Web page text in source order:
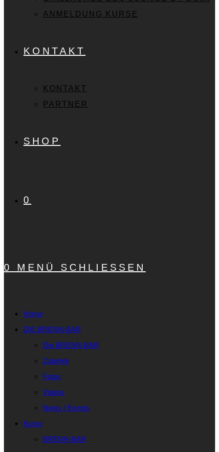
ANMELDUNG KURSE
KONTAKT
KONTAKT
PARTNER
SHOP
0
0 MENÜ SCHLIESSEN
Home
DIE BRENN-BAR
Die BRENN-BAR
Zubehör
Fotos
Videos
News / Events
Kurse
BRENN-BAR